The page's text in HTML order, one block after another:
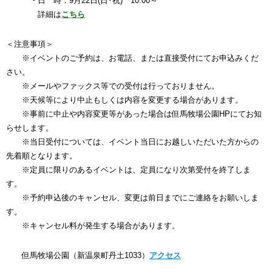
詳細はこちら
＜注意事項＞
※イベントのご予約は、お電話、または直接受付にてお申込みくだ
さい。
※メールやファックス等での受付は行っておりません。
※天候等により中止もしくは内容を変更する場合があります。
※事前に中止や内容変更等があった場合は但馬牧場公園HPにてお知
らせします。
※当日受付については、イベント当日にお越しいただいた方からの
先着順となります。
※定員に限りのあるイベントは、定員になり次第受付を終了しま
す。
※予約申込後のキャンセル、変更は前日までにご連絡をお願いしま
す。
※キャンセル料が発生する場合があります。
但馬牧場公園（新温泉町丹土1033） アクセス